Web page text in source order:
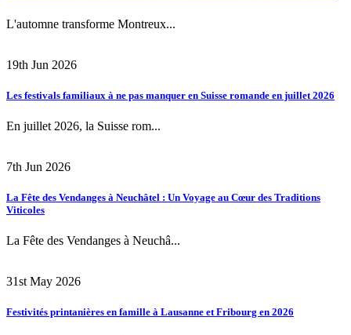
L'automne transforme Montreux...
19th Jun 2026
Les festivals familiaux à ne pas manquer en Suisse romande en juillet 2026
En juillet 2026, la Suisse rom...
7th Jun 2026
La Fête des Vendanges à Neuchâtel : Un Voyage au Cœur des Traditions
Viticoles
La Fête des Vendanges à Neuchâ...
31st May 2026
Festivités printanières en famille à Lausanne et Fribourg en 2026